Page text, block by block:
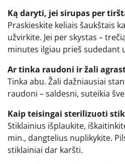
Ką daryti, jei sirupas per
Praskieskite keliais šaukštais
užvirkite. Jei per skystas –
minutes ilgiau prieš sudedant
Ar tinka raudoni ir žali
Tinka abu. Žali dažniausiai
raudoni – saldesni, suteikia
Kaip teisingai sterilizuoti
Stiklainius išplaukite,
min., dangtelius nuplikykite.
stiklainiai dar karšti.